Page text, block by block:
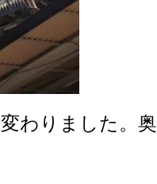
わりました。奥